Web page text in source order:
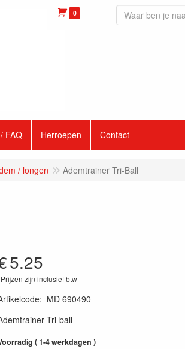
0
FAQ Herroepen Contact
/ longen Ademtrainer Tri-Ball
5.25
zijn inclusief btw
: MD 690490
Tri-ball
( 1-4 werkdagen )